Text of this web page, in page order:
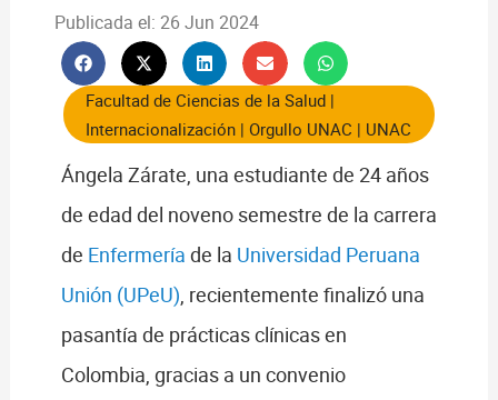
Publicada el: 26 Jun 2024
Facultad de Ciencias de la Salud|
Internacionalización| Orgullo UNAC | UNAC
Ángela Zárate, una estudiante de 24 años
de edad del noveno semestre de la carrera
de Enfermería de la Universidad Peruana
Unión (UPeU), recientemente finalizó una
pasantía de prácticas clínicas en
Colombia, gracias a un convenio